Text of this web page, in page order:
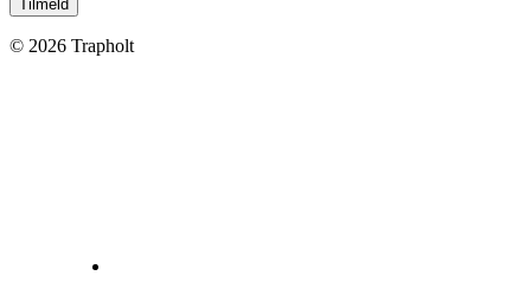
© 2026 Trapholt